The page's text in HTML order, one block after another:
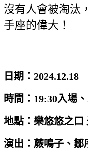
沒有人會被淘汰
手座的偉大！
日期：2024.12.18
時間：19:30入場
地點：樂悠悠之口
演出：蕨鳴子、鄒